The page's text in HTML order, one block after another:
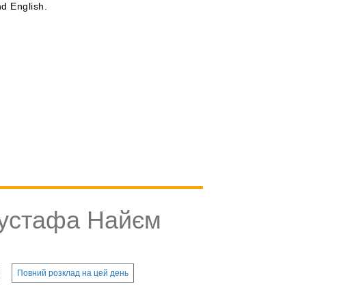
English.
Найєм
Повний розклад на цей день